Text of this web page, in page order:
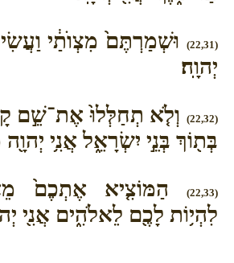
(22,31)
וּשְׁמַרְתֶּם֙ מִצְוֺתַ֔י
יְהוָֽה׃
(22,32)
וְלֹ֤א תְחַלְּלוּ֙ אֶת־שֵׁ֣ם
בְּת֖וֹךְ בְּנֵ֣י יִשְׂרָאֵ֑ל אֲנִ֥י
(22,33)
הַמּוֹצִ֤יא אֶתְכֶם֙
לִהְי֥וֹת לָכֶ֖ם לֵאלֹהִ֑ים אֲנִ֖י